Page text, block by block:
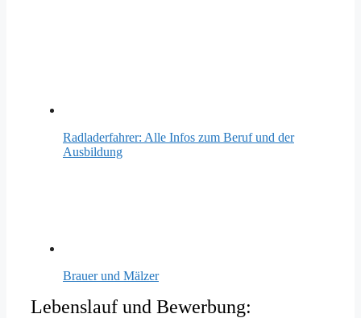
Radladerfahrer: Alle Infos zum Beruf und der
Ausbildung
Brauer und Mälzer
Lebenslauf und Bewerbung: